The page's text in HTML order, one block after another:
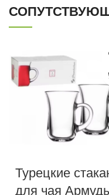
Турецкие
для чая